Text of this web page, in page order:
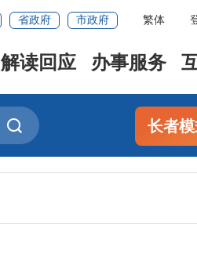
省政府 市政府 繁体
解读回应 办事服务
长者